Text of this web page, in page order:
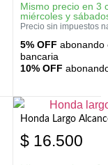
Mismo precio en 3
miércoles y
Precio sin impuestos
5% OFF abonando
bancaria
10% OFF
Honda Largo
$ 16.500